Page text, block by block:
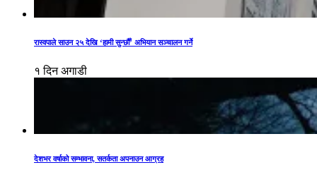
रास्वपाले साउन २५ देखि ‘हामी सुन्छौँ’ अभियान सञ्चालन गर्ने
१ दिन अगाडी
देशभर वर्षाको सम्भावना, सतर्कता अपनाउन आग्रह